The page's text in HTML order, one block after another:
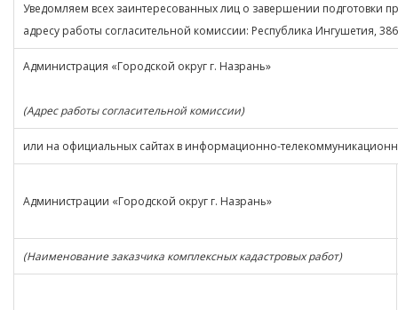
Уведомляем всех заинтересованных лиц о завершении подготовки
адресу работы согласительной комиссии: Республика Ингушетия,
Администрация «Городской округ г. Назрань»
(Адрес работы согласительной комиссии)
или на официальных сайтах в информационно-
Администрации «Городской округ г. Назрань»
(Наименование заказчика комплексных кадастровых работ)